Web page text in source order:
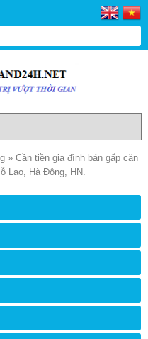
» Cần tiền gia đình bán gấp căn
Lao, Hà Đông, HN.